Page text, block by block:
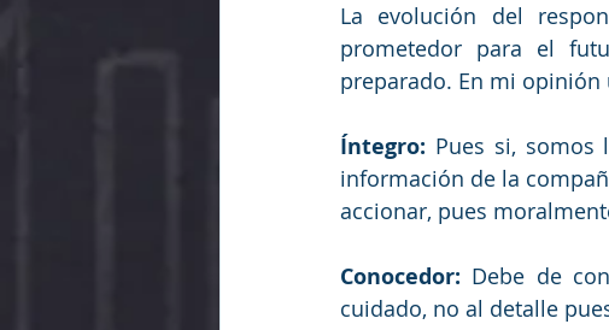
La evolución del
prometedor para el
preparado. En mi opinión
Íntegro: Pues si, somos
información de la
accionar, pues
Conocedor: Debe de
cuidado, no al detalle